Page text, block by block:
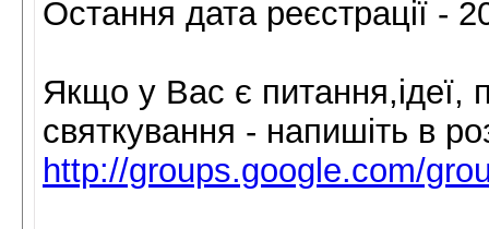
Остання дата реєстрації -
Якщо у Вас є питання,ідеї,
святкування - напишіть в
http://groups.google.com/